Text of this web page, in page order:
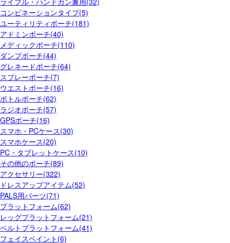
コンビネーションタイプ(5)
ユーティリティポーチ(181)
アドミンポーチ(40)
メディックポーチ(110)
ダンプポーチ(44)
グレネードポーチ(64)
スプレーポーチ(7)
ウエストポーチ(16)
ボトルポーチ(62)
ラジオポーチ(57)
GPSポーチ(16)
スマホ・PCケース(30)
スマホケース(20)
PC・タブレットケース(10)
その他のポーチ(89)
アクセサリー(322)
ドレスアップアイテム(52)
PALS用パーツ(71)
プラットフォーム(62)
レッグプラットフォーム(21)
ベルトプラットフォーム(41)
フェイスペイント(6)